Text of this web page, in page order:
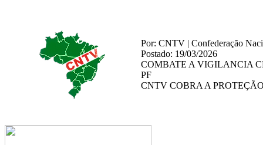
Por: CNTV | Confederação
Postado: 19/03/2026
COMBATE A VIGILANCIA
PF
CNTV COBRA A